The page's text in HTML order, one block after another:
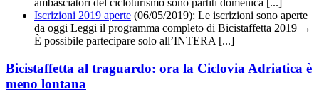
ambasciatori del cicloturismo sono partiti domenica [...]
Iscrizioni 2019 aperte (06/05/2019): Le iscrizioni sono aperte
da oggi Leggi il programma completo di Bicistaffetta 2019 →
È possibile partecipare solo all’INTERA [...]
Bicistaffetta al traguardo: ora la Ciclovia Adriatica è
meno lontana